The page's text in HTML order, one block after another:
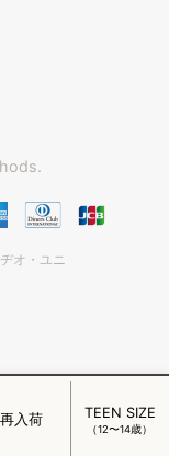
再入荷 TEEN SIZE
（12〜14歳）
オ・ユニ
え